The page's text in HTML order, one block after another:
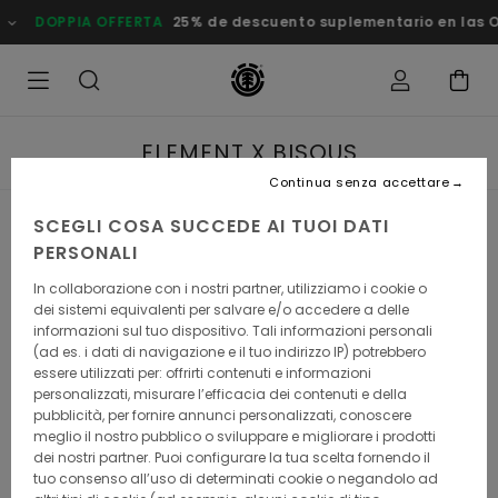
descuento suplementario en las Ofertas Risparmia Subito!
ELEMENT X BISOUS
ELEMENT x BISOUS
When the sun kisses the Mediterranean coast, days start early
and nights end late. And as the sun dips beyond the horizon
after another perfect day, Element and Bisous invite you to
head out into town to celebrate those vibes from the Med
through this special capsule collection.
SCEGLI COSA SUCCEDE AI TUOI DATI
PERSONALI
In collaborazione con i nostri partner, utilizziamo i cookie o
dei sistemi equivalenti per salvare e/o accedere a delle
informazioni sul tuo dispositivo. Tali informazioni personali
(ad es. i dati di navigazione e il tuo indirizzo IP) potrebbero
essere utilizzati per: offrirti contenuti e informazioni
personalizzati, misurare l’efficacia dei contenuti e della
pubblicità, per fornire annunci personalizzati, conoscere
meglio il nostro pubblico o sviluppare e migliorare i prodotti
dei nostri partner. Puoi configurare la tua scelta fornendo il
tuo consenso all’uso di determinati cookie o negandolo ad
Continua senza accettare